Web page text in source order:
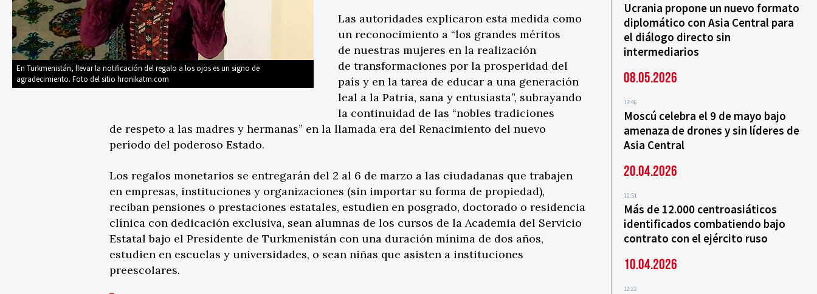
En Turkmenistán, llevar la notificación del regalo a los ojos es un signo de
agradecimiento. Foto del sitio hronikatm.com
Las autoridades explicaron esta medida como
un reconocimiento a “los grandes méritos
de nuestras mujeres en la realización
de transformaciones por la prosperidad del
país y en la tarea de educar a una generación
leal a la Patria, sana y entusiasta”, subrayando
la continuidad de las “nobles tradiciones
de respeto a las madres y hermanas” en la llamada era del Renacimiento del nuevo
período del poderoso Estado.
Los regalos monetarios se entregarán del 2 al 6 de marzo a las ciudadanas que trabajen
en empresas, instituciones y organizaciones (sin importar su forma de propiedad),
reciban pensiones o prestaciones estatales, estudien en posgrado, doctorado o residencia
clínica con dedicación exclusiva, sean alumnas de los cursos de la Academia del Servicio
Estatal bajo el Presidente de Turkmenistán con una duración mínima de dos años,
estudien en escuelas y universidades, o sean niñas que asisten a instituciones
preescolares.
Ucrania propone un nuevo formato
diplomático con Asia Central para
el diálogo directo sin
intermediarios
08.05.2026
13:46
Moscú celebra el 9 de mayo bajo
amenaza de drones y sin líderes de
Asia Central
20.04.2026
12:51
Más de 12.000 centroasiáticos
identificados combatiendo bajo
contrato con el ejército ruso
10.04.2026
12:22